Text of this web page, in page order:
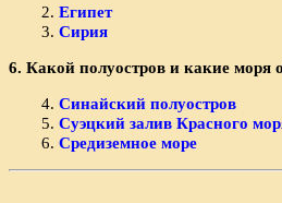
2. Египет
3. Сирия
6. Какой полуостров и какие
4. Синайский полуостров
5. Суэцкий залив Красного
6. Средиземное море